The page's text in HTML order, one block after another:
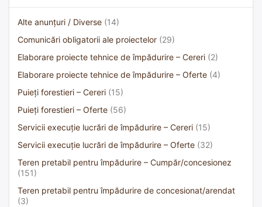
Alte anunțuri / Diverse (14)
Comunicări obligatorii ale proiectelor (29)
Elaborare proiecte tehnice de împădurire – Cereri (2)
Elaborare proiecte tehnice de împădurire – Oferte (4)
Puieți forestieri – Cereri (15)
Puieți forestieri – Oferte (56)
Servicii execuție lucrări de împădurire – Cereri (15)
Servicii execuție lucrări de împădurire – Oferte (32)
Teren pretabil pentru împădurire – Cumpăr/concesionez
(151)
Teren pretabil pentru împădurire de concesionat/arendat
(3)